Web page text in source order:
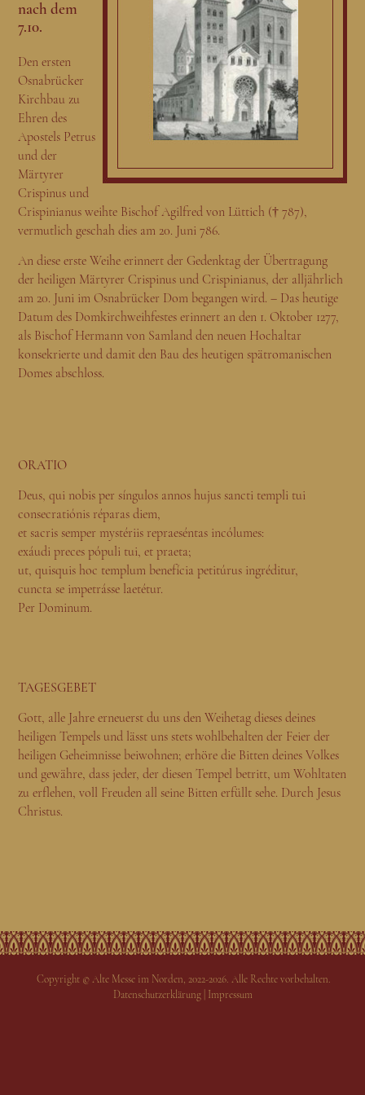
nach dem
7.10.
Den ersten
Osnabrücker
Kirchbau zu
Ehren des
Apostels Petrus
und der
Märtyrer
Crispinus und
Crispinianus weihte Bischof Agilfred von Lüttich († 787),
vermutlich geschah dies am 20. Juni 786.
An diese erste Weihe erinnert der Gedenktag der Übertragung
der heiligen Märtyrer Crispinus und Crispinianus, der alljährlich
am 20. Juni im Osnabrücker Dom begangen wird. – Das heutige
Datum des Domkirchweihfestes erinnert an den 1. Oktober 1277,
als Bischof Hermann von Samland den neuen Hochaltar
konsekrierte und damit den Bau des heutigen spätromanischen
Domes abschloss.
ORATIO
Deus, qui nobis per síngulos annos hujus sancti templi tui
consecratiónis réparas diem,
et sacris semper mystériis repraeséntas incólumes:
exáudi preces pópuli tui, et praeta;
ut, quisquis hoc templum benefícia petitúrus ingréditur,
cuncta se impetrásse laetétur.
Per Dominum.
TAGESGEBET
Gott, alle Jahre erneuerst du uns den Weihetag dieses deines
heiligen Tempels und lässt uns stets wohlbehalten der Feier der
heiligen Geheimnisse beiwohnen; erhöre die Bitten deines Volkes
und gewähre, dass jeder, der diesen Tempel betritt, um Wohltaten
zu erflehen, voll Freuden all seine Bitten erfüllt sehe. Durch Jesus
Christus.
Copyright © Alte Messe im Norden, 2022-2026. Alle Rechte vorbehalten.
Datenschutzerklärung| Impressum